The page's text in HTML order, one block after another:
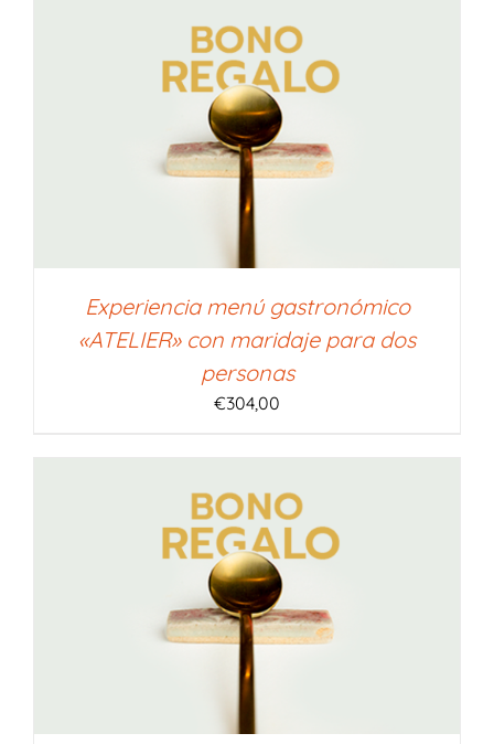
Experiencia menú gastronómico
«ATELIER» con maridaje para dos
personas
€304,00